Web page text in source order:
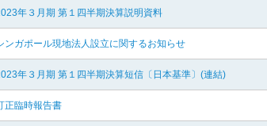
年３月期 第１四半期決算説明資料
ンガポール現地法人設立に関するお知らせ
年３月期 第１四半期決算短信〔日本基準〕(連結)
正臨時報告書